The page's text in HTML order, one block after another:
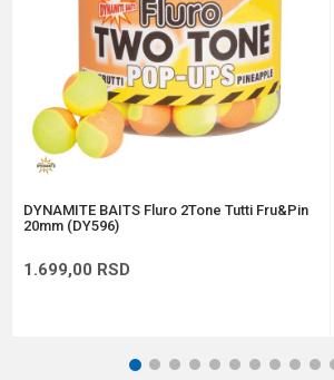
Anti-spam zaštita - izračunajte koliko je 2 + 3 :
POŠALJI
DYNAMITE BAITS Fluro 2Tone Tutti Fru&Pin
20mm (DY596)
1.699,00 RSD
1 2 3 4 5 6 7 8 9 10